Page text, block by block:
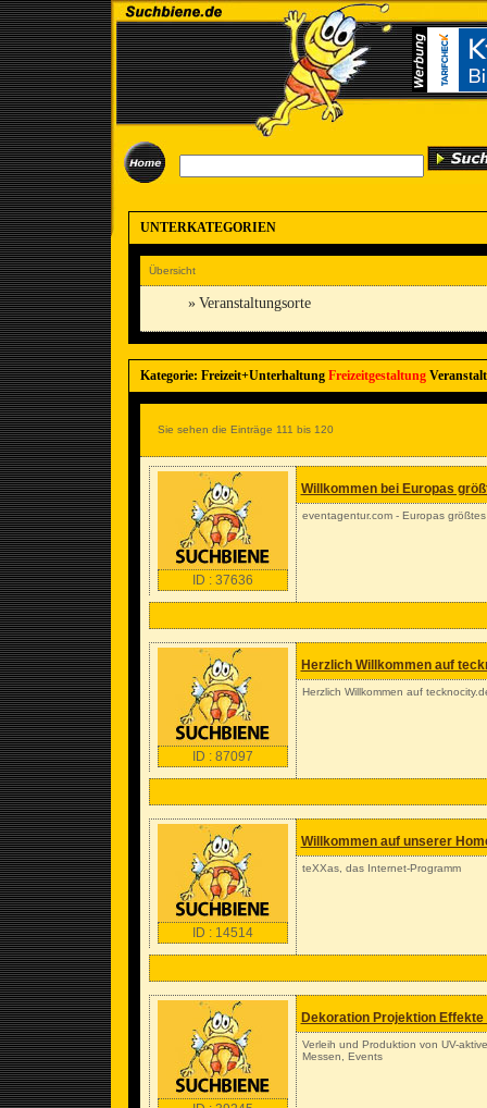
UNTERKATEGORIEN
Übersicht
» Veranstaltungsorte
Kategorie: Freizeit+Unterhaltung Freizeitgestaltung
Sie sehen die Einträge 111 bis 120
ID : 37636
Willkommen bei Europas
eventagentur.com - Europas
ID : 87097
Herzlich Willkommen auf
Herzlich Willkommen auf
ID : 14514
Willkommen auf unserer
teXXas, das Internet-Programm
Dekoration Projektion
Verleih und Produktion von UV-
Messen, Events